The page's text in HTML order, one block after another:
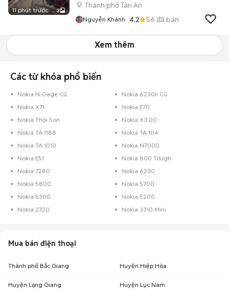
11 phút trước 3
Thành phố Tân An
Nguyễn Khánh 4.2 56 đã bán
Xem thêm
Các từ khóa phổ biến
Nokia N-Gage Cũ
Nokia 6230Ii Cũ
Nokia X71
Nokia E70
Nokia Thỏi Son
Nokia X3 00
Nokia TA 1188
Nokia TA 1114
Nokia TA 1010
Nokia N7000
Nokia E51
Nokia 800 Tough
Nokia 7280
Nokia 6230
Nokia 5800
Nokia 5700
Nokia 5300
Nokia 5200
Nokia 2720
Nokia 3310 Mini
Mua bán điện thoại
Thành phố Bắc Giang Huyện Hiệp Hòa
Huyện Lạng Giang Huyện Lục Nam